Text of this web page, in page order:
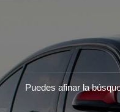
Puedes afinar la